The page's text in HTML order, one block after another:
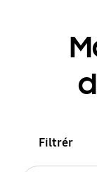
Filtrér